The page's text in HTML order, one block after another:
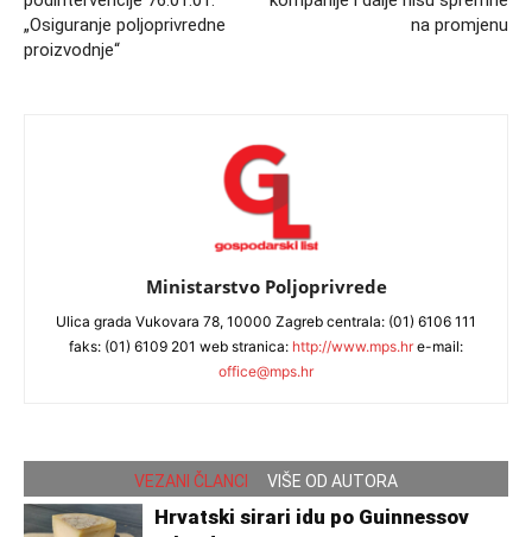
„Osiguranje poljoprivredne
proizvodnje“
na promjenu
Ministarstvo Poljoprivrede
Ulica grada Vukovara 78, 10000 Zagreb centrala: (01) 6106 111
faks: (01) 6109 201 web stranica: http://www.mps.hre-mail:
office@mps.hr
VEZANI ČLANCI VIŠE OD AUTORA
Hrvatski sirari idu po Guinnessov